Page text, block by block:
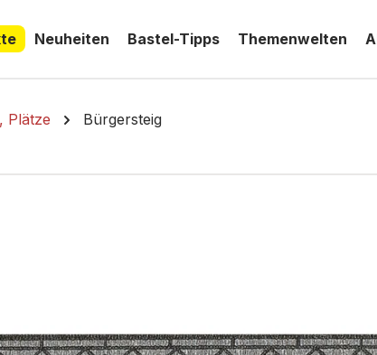
springen
Neuheiten Bastel-Tipps Themenwelten
Plätze Bürgersteig